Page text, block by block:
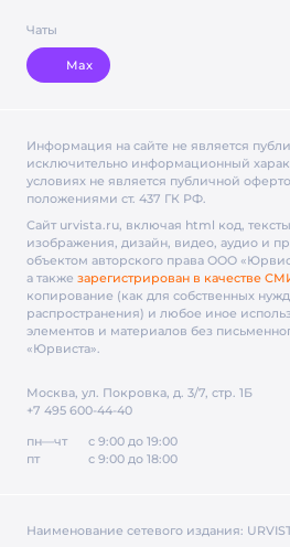
Чаты
Max
Информация на сайте не является
исключительно информационный
условиях не является публичной
положениями ст. 437 ГК РФ.
Сайт urvista.ru, включая html код,
изображения, дизайн, видео­, аудио­ и
объектом авторского права ООО
а также зарегистрирован в качестве
копирование (как для собственных
распространения) и любое иное
элементов и материалов без
«Юрвиста».
Москва, ул. Покровка, д. 3/7, стр. 1Б
+7 495 600-44-40
пн—чт
с 9:00 до 19:00
пт
с 9:00 до 18:00
Наименование сетевого издания: